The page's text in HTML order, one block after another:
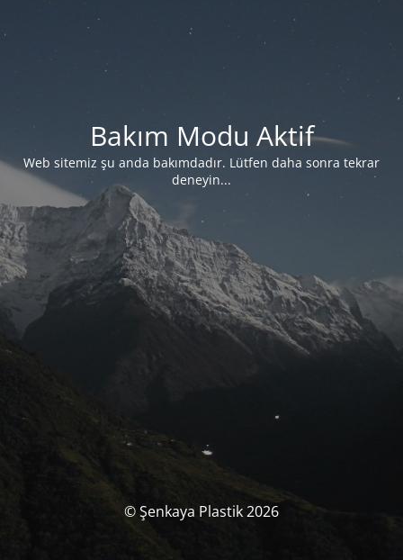
Bakım Modu Aktif
Web sitemiz şu anda bakımdadır. Lütfen daha sonra tekrar
deneyin...
© Şenkaya Plastik 2026